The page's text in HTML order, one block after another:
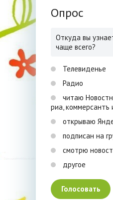
Опрос
Откуда вы
чаще всего?
Телевиденье
Радио
читаю
риа, коммерсантъ
открываю
подписан на
смотрю
другое
Голосовать